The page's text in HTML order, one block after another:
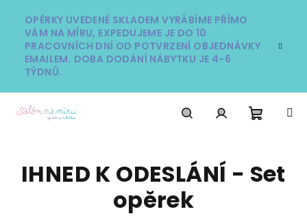
obsah
OPĚRKY UVEDENÉ SKLADEM VYRÁBÍME PŘÍMO
VÁM NA MÍRU, EXPEDUJEME JE DO 10
PRACOVNÍCH DNÍ OD POTVRZENÍ OBJEDNÁVKY
EMAILEM. DOBA DODÁNÍ NÁBYTKU JE 4-6
TÝDNŮ.
košík
IHNED K ODESLÁNÍ - Set
opěrek